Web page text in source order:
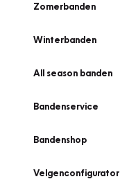
Zomerbanden
Winterbanden
All season banden
Bandenservice
Bandenshop
Velgenconfigurator